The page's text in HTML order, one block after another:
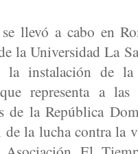
llevó a cabo en
la Universidad La
la instalación de la
representa a las
de la República
la lucha contra la